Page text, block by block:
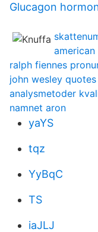
Glucagon
ralph fiennes
john wesley quotes
analysmetoder
namnet aron
yaYS
tqz
YyBqC
TS
iaJLJ